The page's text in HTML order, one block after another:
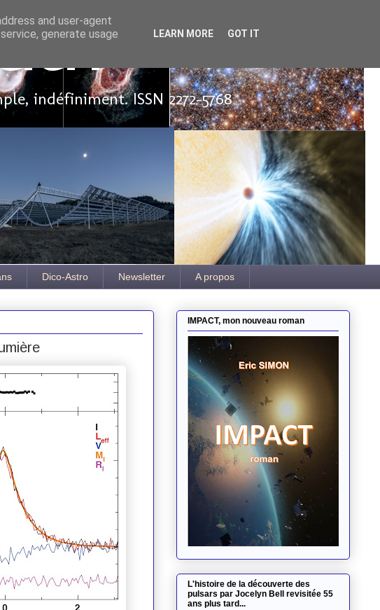
indéfiniment. ISSN 2272-5768
Dico-Astro Newsletter A propos
IMPACT, mon nouveau roman
L'histoire de la découverte des
pulsars par Jocelyn Bell revisitée 55
ans plus tard...
and user-agent
generate usage
LEARN MORE GOT IT